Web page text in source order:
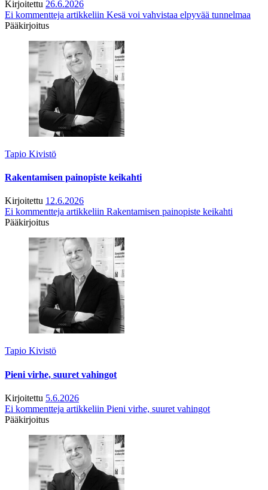
Kirjoitettu 26.6.2026
Ei kommentteja artikkeliin Kesä voi vahvistaa elpyvää tunnelmaa
Pääkirjoitus
Tapio Kivistö
Rakentamisen painopiste keikahti
Kirjoitettu 12.6.2026
Ei kommentteja artikkeliin Rakentamisen painopiste keikahti
Pääkirjoitus
Tapio Kivistö
Pieni virhe, suuret vahingot
Kirjoitettu 5.6.2026
Ei kommentteja artikkeliin Pieni virhe, suuret vahingot
Pääkirjoitus